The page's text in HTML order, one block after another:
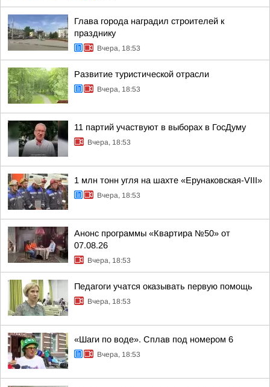
Глава города наградил строителей к
празднику
Вчера, 18:53
Развитие туристической отрасли
Вчера, 18:53
11 партий участвуют в выборах в ГосДуму
Вчера, 18:53
1 млн тонн угля на шахте «Ерунаковская-VIII»
Вчера, 18:53
Анонс программы «Квартира №50» от
07.08.26
Вчера, 18:53
Педагоги учатся оказывать первую помощь
Вчера, 18:53
«Шаги по воде». Сплав под номером 6
Вчера, 18:53